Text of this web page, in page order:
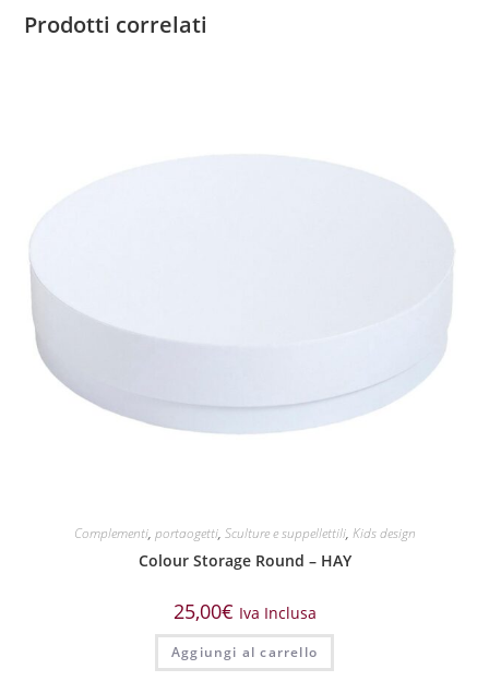
Prodotti correlati
Complementi, portaogetti, Sculture e suppellettili, Kids design
Colour Storage Round – HAY
25,00€ Iva Inclusa
Aggiungi al carrello